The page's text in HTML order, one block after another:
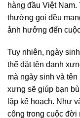
hàng đầu Việt Nam.
thường gọi đều
ảnh hưởng đến
Tuy nhiên, ngày
thể đặt tên danh
mà ngày sinh và
xưng sẽ giúp bạn
lập kế hoạch. Như
công trong cuộc đời